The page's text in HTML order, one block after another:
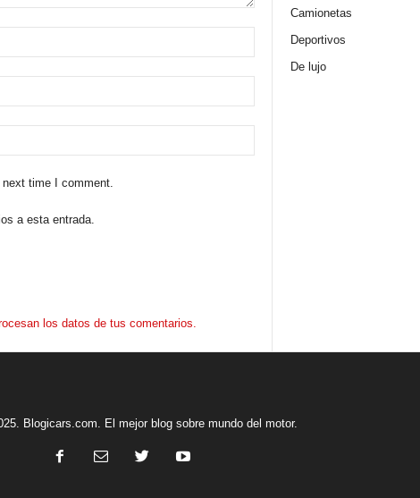
time I comment.
a esta entrada.
los datos de tus comentarios.
Camionetas
Deportivos
De lujo
Blogicars.com. El mejor blog sobre mundo del motor.